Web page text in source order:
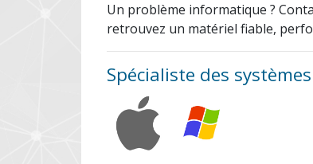
Un problème informatique ?
retrouvez un matériel fiable,
Spécialiste des